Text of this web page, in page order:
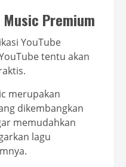
Music Premium
YouTube
tentu akan
merupakan
dikembangkan
memudahkan
lagu